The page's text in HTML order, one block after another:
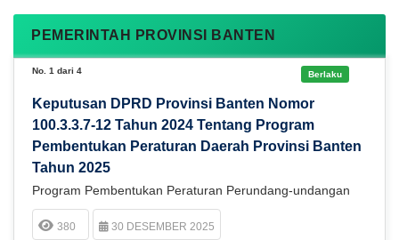
PEMERINTAH PROVINSI BANTEN
No. 1 dari 4 Berlaku
Keputusan DPRD Provinsi Banten Nomor
100.3.3.7-12 Tahun 2024 Tentang Program
Pembentukan Peraturan Daerah Provinsi Banten
Tahun 2025
Program Pembentukan Peraturan Perundang-undangan
380 30 DESEMBER 2025